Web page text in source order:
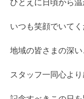
ひとえに日頃から
いつも笑顔でいて
地域の皆さまの深い
スタッフ一同心より